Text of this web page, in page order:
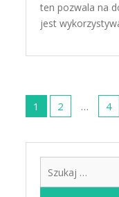
ten pozwala na
jest
wpisów
1 2 … 4